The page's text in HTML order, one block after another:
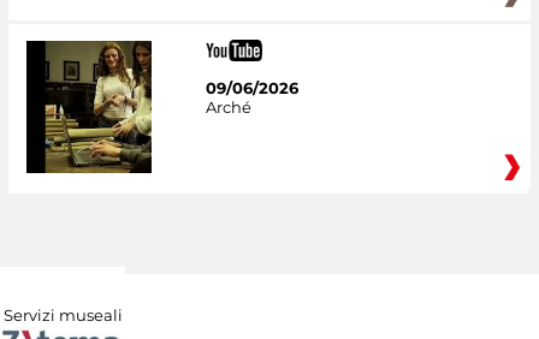
09/06/2026
Arché
Servizi museali